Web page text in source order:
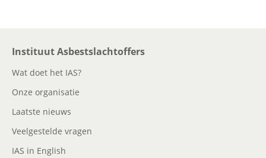
Instituut Asbestslachtoffers
Wat doet het IAS?
Onze organisatie
Laatste nieuws
Veelgestelde vragen
IAS in English